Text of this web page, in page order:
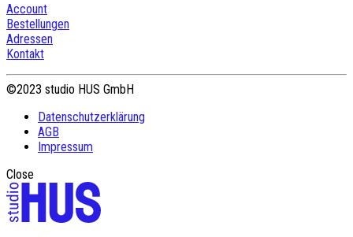
Account
Bestellungen
Adressen
Kontakt
©2023 studio HUS GmbH
Datenschutzerklärung
AGB
Impressum
Close